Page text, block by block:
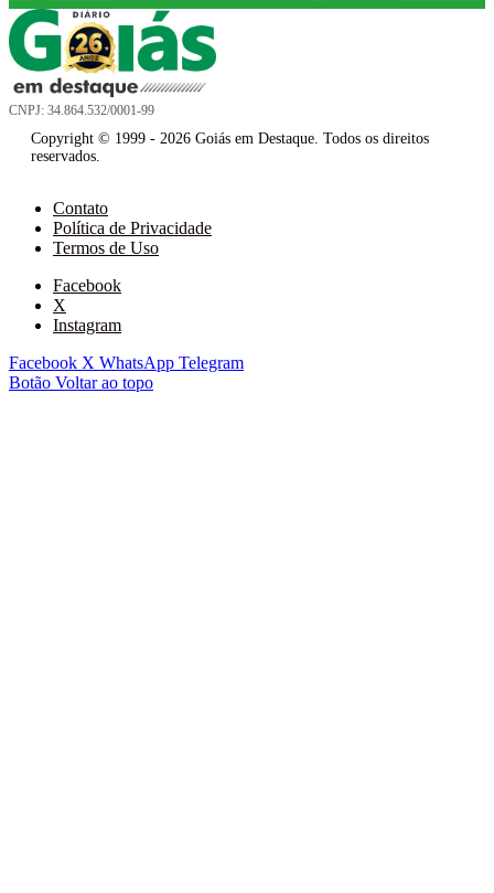
CNPJ: 34.864.532/0001-99
Copyright © 1999 - 2026 Goiás em Destaque. Todos os direitos
reservados.
Contato
Política de Privacidade
Termos de Uso
Facebook
X
Instagram
Facebook X WhatsApp Telegram
Botão Voltar ao topo